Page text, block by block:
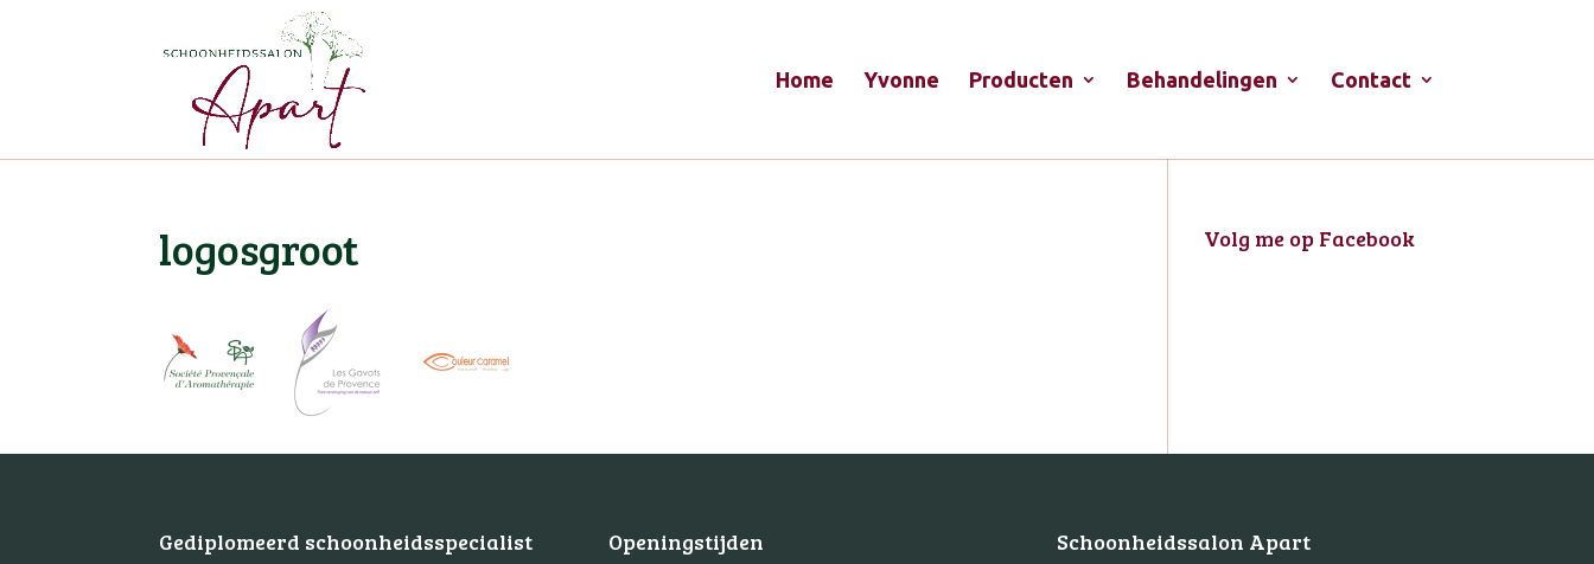
Home Yvonne Producten Behandelingen Contact
logosgroot Volg me op Facebook
Gediplomeerd schoonheidsspecialist Openingstijden Schoonheidssalon Apart